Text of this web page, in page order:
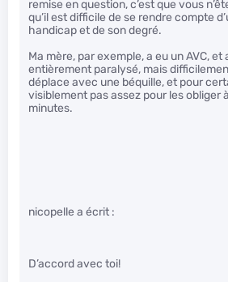
remise en question, c’est que vous
qu’il est difficile de se rendre compte
handicap et de son degré.
Ma mère, par exemple, a eu un AVC, et
entièrement paralysé, mais
déplace avec une béquille, et pour
visiblement pas assez pour les obliger
minutes.
nicopelle a écrit :
D’accord avec toi!